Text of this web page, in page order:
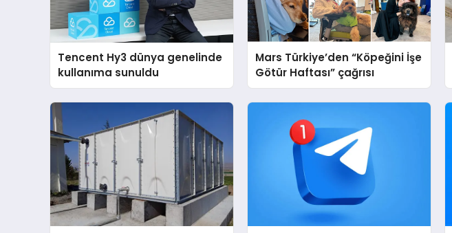
Tencent Hy3 dünya genelinde
kullanıma sunuldu
Mars Türkiye’den “Köpeğini İşe
Götür Haftası” çağrısı